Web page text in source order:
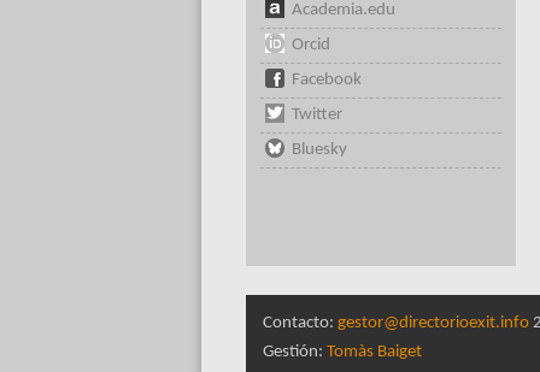
Academia.edu
Orcid
Facebook
Twitter
Bluesky
Contacto: gestor@directorioexit.info
Gestión: Tomàs Baiget